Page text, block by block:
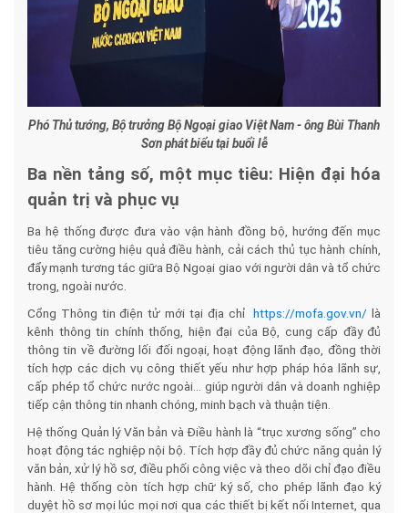
Phó Thủ tướng, Bộ trưởng Bộ Ngoại giao Việt Nam - ông Bùi Thanh
Sơn phát biểu tại buổi lễ
Ba nền tảng số, một mục tiêu: Hiện đại hóa
quản trị và phục vụ
Ba hệ thống được đưa vào vận hành đồng bộ, hướng đến mục
tiêu tăng cường hiệu quả điều hành, cải cách thủ tục hành chính,
đẩy mạnh tương tác giữa Bộ Ngoại giao với người dân và tổ chức
trong, ngoài nước.
Cổng Thông tin điện tử mới tại địa chỉhttps://mofa.gov.vn/ là
kênh thông tin chính thống, hiện đại của Bộ, cung cấp đầy đủ
thông tin về đường lối đối ngoại, hoạt động lãnh đạo, đồng thời
tích hợp các dịch vụ công thiết yếu như hợp pháp hóa lãnh sự,
cấp phép tổ chức nước ngoài… giúp người dân và doanh nghiệp
tiếp cận thông tin nhanh chóng, minh bạch và thuận tiện.
Hệ thống Quản lý Văn bản và Điều hành là “trục xương sống” cho
hoạt động tác nghiệp nội bộ. Tích hợp đầy đủ chức năng quản lý
văn bản, xử lý hồ sơ, điều phối công việc và theo dõi chỉ đạo điều
hành. Hệ thống còn tích hợp chữ ký số, cho phép lãnh đạo ký
duyệt hồ sơ mọi lúc mọi nơi qua các thiết bị kết nối Internet, qua